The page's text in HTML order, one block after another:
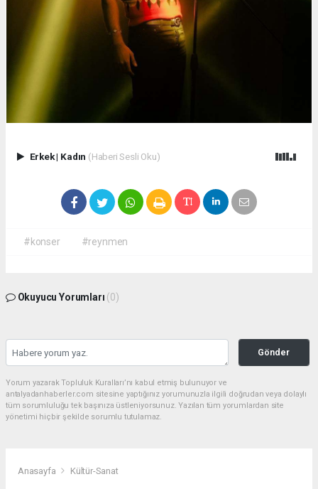
Erkek| Kadın (Haberi Sesli Oku)
#konser #reynmen
Okuyucu Yorumları (0)
Gönder
Yorum yazarak Topluluk Kuralları’nı kabul etmiş bulunuyor ve
antalyadanhaberler.com sitesine yaptığınız yorumunuzla ilgili doğrudan veya dolaylı
tüm sorumluluğu tek başınıza üstleniyorsunuz. Yazılan tüm yorumlardan site
yönetimi hiçbir şekilde sorumlu tutulamaz.
Anasayfa Kültür-Sanat